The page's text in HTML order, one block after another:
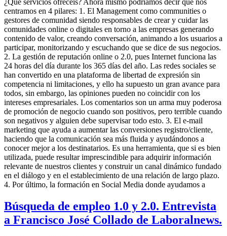
¿Qué servicios ofrecéis? Ahora mismo podríamos decir que nos
centramos en 4 pilares: 1. El Management como communities o
gestores de comunidad siendo responsables de crear y cuidar las
comunidades online o digitales en torno a las empresas generando
contenido de valor, creando conversación, animando a los usuarios a
participar, monitorizando y escuchando que se dice de sus negocios.
2. La gestión de reputación online o 2.0, pues Internet funciona las
24 horas del día durante los 365 días del año. Las redes sociales se
han convertido en una plataforma de libertad de expresión sin
competencia ni limitaciones, y ello ha supuesto un gran avance para
todos, sin embargo, las opiniones pueden no coincidir con los
intereses empresariales. Los comentarios son un arma muy poderosa
de promoción de negocio cuando son positivos, pero terrible cuando
son negativos y alguien debe supervisar todo esto. 3. El e-mail
marketing que ayuda a aumentar las conversiones registro/cliente,
haciendo que la comunicación sea más fluida y ayudándonos a
conocer mejor a los destinatarios. Es una herramienta, que si es bien
utilizada, puede resultar imprescindible para adquirir información
relevante de nuestros clientes y construir un canal dinámico fundado
en el diálogo y en el establecimiento de una relación de largo plazo.
4. Por último, la formación en Social Media donde ayudamos a
Búsqueda de empleo 1.0 y 2.0. Entrevista
a Francisco José Collado de Laboralnews.